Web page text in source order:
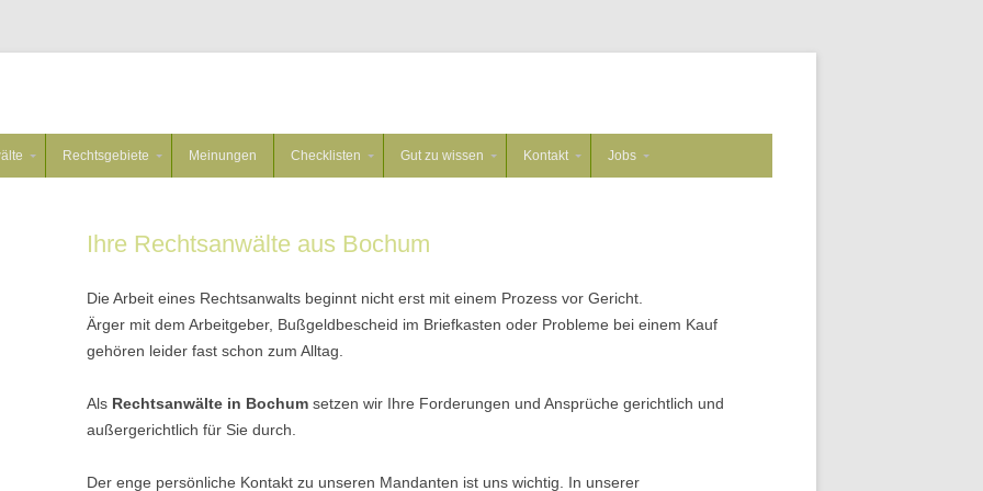
Rechtsgebiete Meinungen Checklisten Gut zu wissen Kontakt Jobs
Ihre Rechtsanwälte aus Bochum
Die Arbeit eines Rechtsanwalts beginnt nicht erst mit einem Prozess vor Gericht.
Ärger mit dem Arbeitgeber, Bußgeldbescheid im Briefkasten oder Probleme bei einem Kauf
gehören leider fast schon zum Alltag.
Als Rechtsanwälte in Bochum setzen wir Ihre Forderungen und Ansprüche gerichtlich und
außergerichtlich für Sie durch.
Der enge persönliche Kontakt zu unseren Mandanten ist uns wichtig. In unserer